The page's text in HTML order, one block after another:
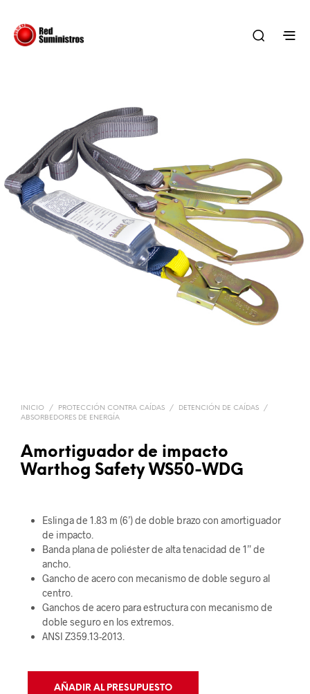
INICIO / PROTECCIÓN CONTRA CAÍDAS / DETENCIÓN DE CAÍDAS
/
ABSORBEDORES DE ENERGÍA
Amortiguador de impacto
Warthog Safety WS50-WDG
Eslinga de 1.83 m (6’) de doble brazo con amortiguador
de impacto.
Banda plana de poliéster de alta tenacidad de 1” de
ancho.
Gancho de acero con mecanismo de doble seguro al
centro.
Ganchos de acero para estructura con mecanismo de
doble seguro en los extremos.
ANSI Z359.13-2013.
AÑADIR AL PRESUPUESTO